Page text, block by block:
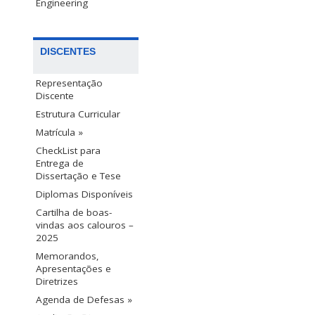
Engineering
DISCENTES
Representação
Discente
Estrutura Curricular
Matrícula »
CheckList para
Entrega de
Dissertação e Tese
Diplomas Disponíveis
Cartilha de boas-
vindas aos calouros –
2025
Memorandos,
Apresentações e
Diretrizes
Agenda de Defesas »